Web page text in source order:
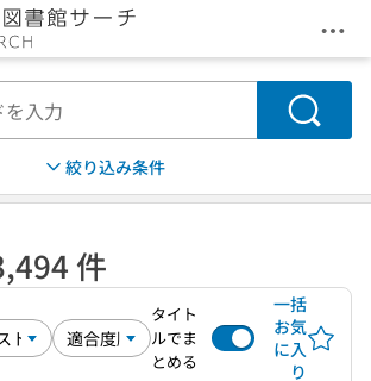
メ
検索
絞り込み条件
件
タイト
ルでま
とめる
一括
お気
に入
り